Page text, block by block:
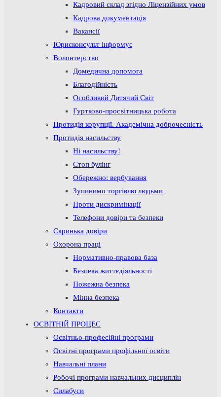
Кадровий склад згідно Ліцензійних умов
Кадрова документація
Вакансії
Юрисконсульт інформує
Волонтерство
Домедична допомога
Благодійність
Особливий Дитячий Світ
Гуртково-просвітницька робота
Протидія корупції. Академічна доброчесність
Протидія насильству
Ні насильству!
Стоп булінг
Обережно: вербування
Зупинимо торгівлю людьми
Проти дискримінації
Телефони довіри та безпеки
Скринька довіри
Охорона праці
Нормативно-правова база
Безпека життєдіяльності
Пожежна безпека
Мінна безпека
Контакти
ОСВІТНІЙ ПРОЦЕС
Освітньо-професійні програми
Освітні програми профільної освіти
Навчальні плани
Робочі програми навчальних дисциплін
Силабуси